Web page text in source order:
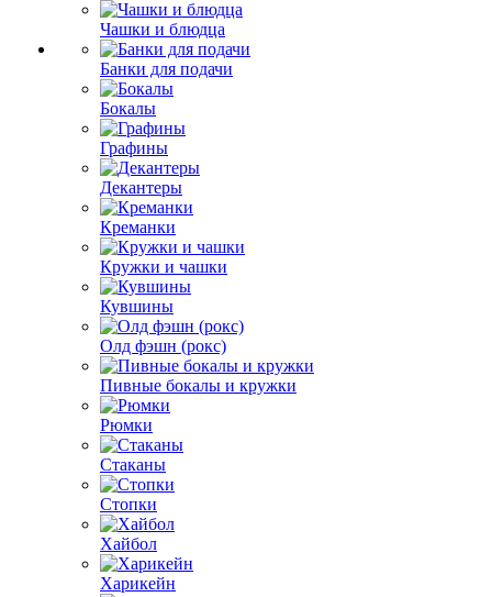
Чашки и блюдца
Банки для подачи
Бокалы
Графины
Декантеры
Креманки
Кружки и чашки
Кувшины
Олд фэшн (рокс)
Пивные бокалы и кружки
Рюмки
Стаканы
Стопки
Хайбол
Харикейн